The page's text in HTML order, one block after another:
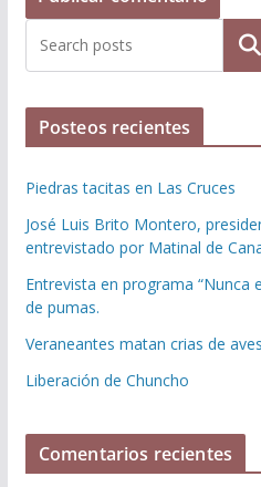
Posteos recientes
Piedras tacitas en Las Cruces
José Luis Brito Montero,
entrevistado por Matinal de
Entrevista en programa “Nunca
de pumas.
Veraneantes matan crias de
Liberación de Chuncho
Comentarios recientes